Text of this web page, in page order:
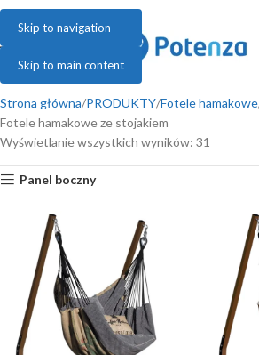
Skip to navigation
Skip to main content
Strona główna PRODUKTY Fotele hamakowe
Fotele hamakowe ze stojakiem
Wyświetlanie wszystkich wyników: 31
Panel boczny